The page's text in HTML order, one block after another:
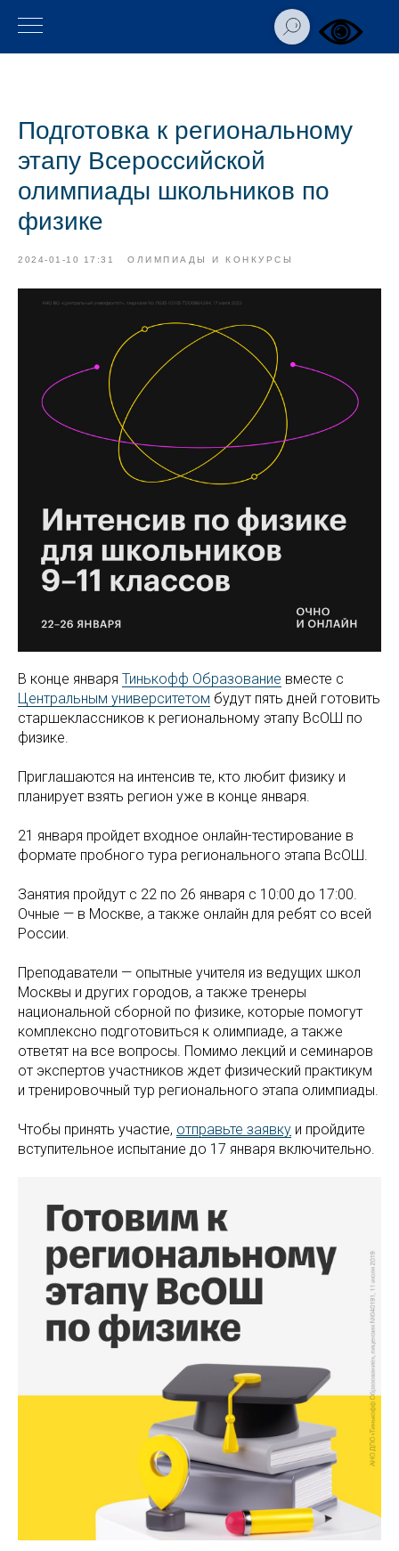
Подготовка к региональному
этапу Всероссийской
олимпиады школьников по
физике
2024-01-10 17:31 ОЛИМПИАДЫ И КОНКУРСЫ
В конце января Тинькофф Образование вместе с
Центральным университетом будут пять дней готовить
старшеклассников к региональному этапу ВсОШ по
физике.
Приглашаются на интенсив те, кто любит физику и
планирует взять регион уже в конце января.
21 января пройдет входное онлайн-тестирование в
формате пробного тура регионального этапа ВсОШ.
Занятия пройдут с 22 по 26 января с 10:00 до 17:00.
Очные — в Москве, а также онлайн для ребят со всей
России.
Преподаватели — опытные учителя из ведущих школ
Москвы и других городов, а также тренеры
национальной сборной по физике, которые помогут
комплексно подготовиться к олимпиаде, а также
ответят на все вопросы. Помимо лекций и семинаров
от экспертов участников ждет физический практикум
и тренировочный тур регионального этапа олимпиады.
Чтобы принять участие, отправьте заявку и пройдите
вступительное испытание до 17 января включительно.